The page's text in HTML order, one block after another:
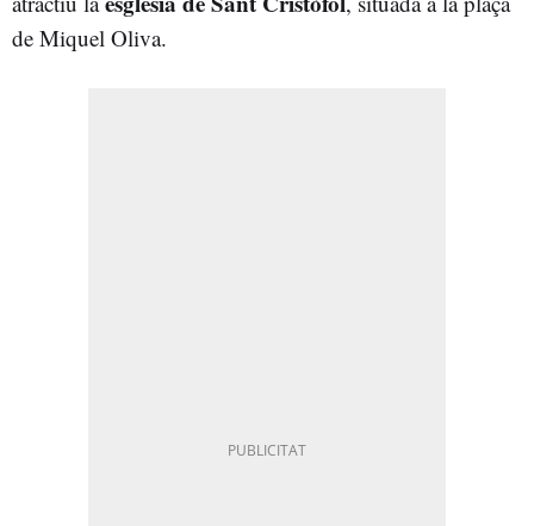
de Miquel Oliva.